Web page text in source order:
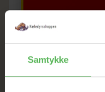
Samtykke
I